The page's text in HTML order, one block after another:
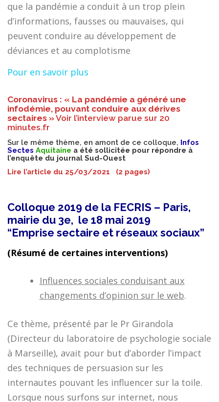
que la pandémie a conduit à un trop plein
d’informations, fausses ou mauvaises, qui
peuvent conduire au développement de
déviances et au complotisme
Pour en savoir plus
Coronavirus : « La pandémie a généré une
infodémie, pouvant conduire aux dérives
sectaires »Voir l’interview parue sur 20
minutes.fr
Sur le même thème, en amont de ce colloque, Infos
Sectes Aquitaine a été sollicitée pour répondre à
l’enquête du journal Sud-Ouest
Lire l’article du 25/03/2021 (2 pages)
Colloque 2019 de la FECRIS – Paris,
mairie du 3e, le 18 mai 2019
“Emprise sectaire et réseaux sociaux”
(Résumé de certaines interventions)
Influences sociales conduisant aux
changements d’opinion sur le web.
Ce thème, présenté par le Pr Girandola
(Directeur du laboratoire de psychologie sociale
à Marseille), avait pour but d’aborder l’impact
des techniques de persuasion sur les
internautes pouvant les influencer sur la toile.
Lorsque nous surfons sur internet, nous